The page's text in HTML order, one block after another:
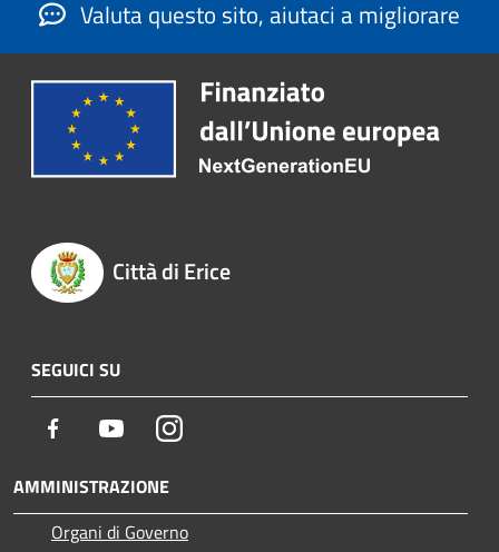
Valuta questo sito, aiutaci a migliorare
Città di Erice
SEGUICI SU
Facebook YoutubeInstagram
AMMINISTRAZIONE
Organi di Governo